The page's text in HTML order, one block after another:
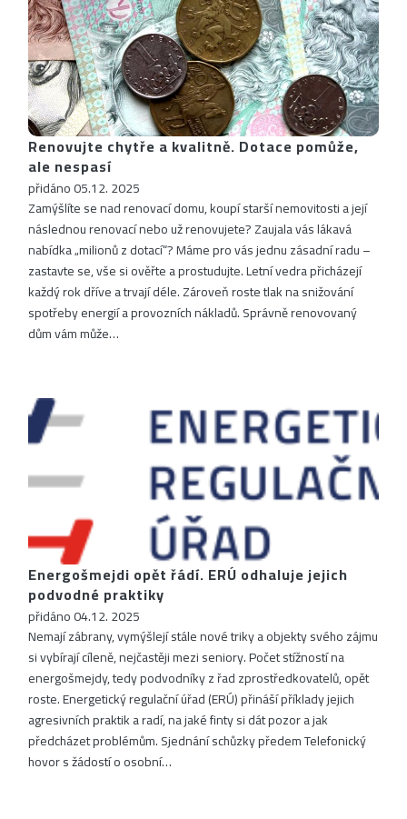
Renovujte chytře a kvalitně. Dotace pomůže,
ale nespasí
přidáno 05.12. 2025
Zamýšlíte se nad renovací domu, koupí starší nemovitosti a její
následnou renovací nebo už renovujete? Zaujala vás lákavá
nabídka „milionů z dotací“? Máme pro vás jednu zásadní radu –
zastavte se, vše si ověřte a prostudujte. Letní vedra přicházejí
každý rok dříve a trvají déle. Zároveň roste tlak na snižování
spotřeby energií a provozních nákladů. Správně renovovaný
dům vám může…
Energošmejdi opět řádí. ERÚ odhaluje jejich
podvodné praktiky
přidáno 04.12. 2025
Nemají zábrany, vymýšlejí stále nové triky a objekty svého zájmu
si vybírají cíleně, nejčastěji mezi seniory. Počet stížností na
energošmejdy, tedy podvodníky z řad zprostředkovatelů, opět
roste. Energetický regulační úřad (ERÚ) přináší příklady jejich
agresivních praktik a radí, na jaké finty si dát pozor a jak
předcházet problémům. Sjednání schůzky předem Telefonický
hovor s žádostí o osobní…